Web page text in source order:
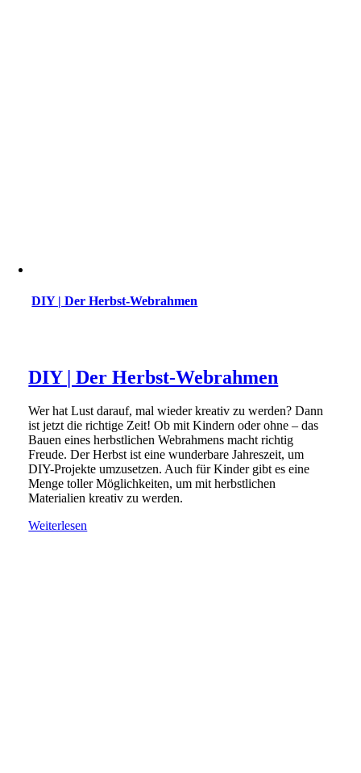
DIY | Der Herbst-Webrahmen
DIY | Der Herbst-Webrahmen
Wer hat Lust darauf, mal wieder kreativ zu werden? Dann
ist jetzt die richtige Zeit! Ob mit Kindern oder ohne – das
Bauen eines herbstlichen Webrahmens macht richtig
Freude. Der Herbst ist eine wunderbare Jahreszeit, um
DIY-Projekte umzusetzen. Auch für Kinder gibt es eine
Menge toller Möglichkeiten, um mit herbstlichen
Materialien kreativ zu werden.
Weiterlesen